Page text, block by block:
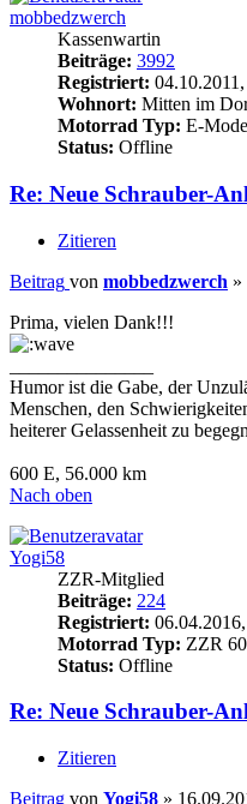
mobbedzwerch
Kassenwartin
Beiträge: 3992
Registriert:
Wohnort: Mitten im
Motorrad Typ: E-
Status: Offline
Re: Neue Schrauber-
Zitieren
Beitrag von mobbedzwerch »
Prima, vielen Dank!!!
Humor ist die Gabe, der
Menschen, den
heiterer Gelassenheit zu
600 E, 56.000 km
Nach oben
Yogi58
ZZR-Mitglied
Beiträge: 224
Registriert:
Motorrad Typ: ZZR
Status: Offline
Re: Neue Schrauber-
Zitieren
Beitrag von Yogi58 »